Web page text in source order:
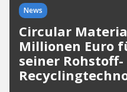
News
Circular
Millionen Euro
seiner Rohstoff-